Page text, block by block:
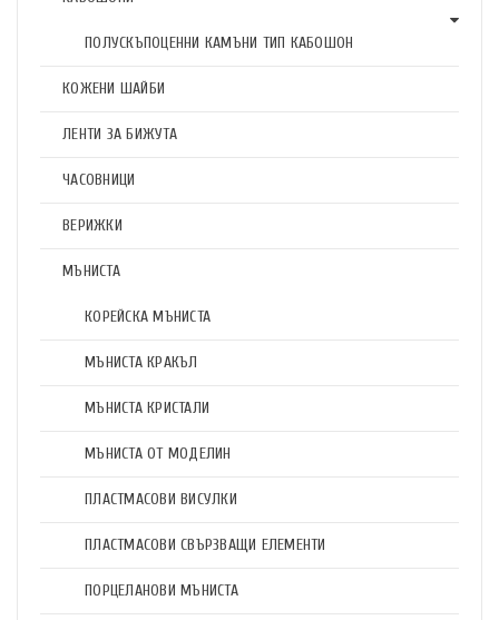
ПОЛУСКЪПОЦЕННИ КАМЪНИ ТИП КАБОШОН
КОЖЕНИ ШАЙБИ
ЛЕНТИ ЗА БИЖУТА
ЧАСОВНИЦИ
ВЕРИЖКИ
МЪНИСТА
КОРЕЙСКА МЪНИСТА
МЪНИСТА КРАКЪЛ
МЪНИСТА КРИСТАЛИ
МЪНИСТА ОТ МОДЕЛИН
ПЛАСТМАСОВИ ВИСУЛКИ
ПЛАСТМАСОВИ СВЪРЗВАЩИ ЕЛЕМЕНТИ
ПОРЦЕЛАНОВИ МЪНИСТА